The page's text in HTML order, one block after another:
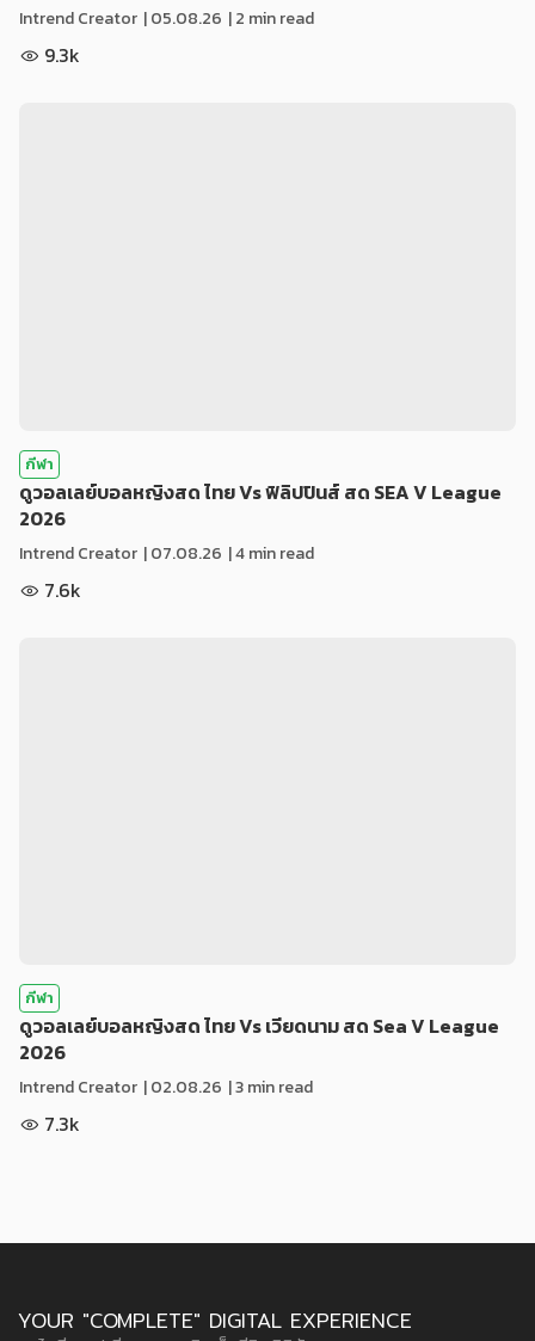
Intrend Creator |05.08.26 | 2 min read
9.3k
กีฬา
ดูวอลเลย์บอลหญิงสด ไทย Vs ฟิลิปปินส์ สด SEA V League
2026
Intrend Creator |07.08.26 | 4 min read
7.6k
กีฬา
ดูวอลเลย์บอลหญิงสด ไทย Vs เวียดนาม สด Sea V League
2026
Intrend Creator |02.08.26 | 3 min read
7.3k
YOUR "COMPLETE" DIGITAL EXPERIENCE